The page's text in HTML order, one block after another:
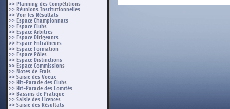
>> Planning des Compétitions
>> Réunions Institutionnelles
>> Voir les Résultats
>> Espace Championnats
>> Espace Clubs
>> Espace Arbitres
>> Espace Dirigeants
>> Espace Entraîneurs
>> Espace Formation
>> Espace Pôles
>> Espace Distinctions
>> Espace Commissions
>> Notes de Frais
>> Saisie des Voeux
>> Hit-Parade des Clubs
>> Hit-Parade des Comités
>> Bassins de Pratique
>> Saisie des Licences
>> Saisie des Résultats